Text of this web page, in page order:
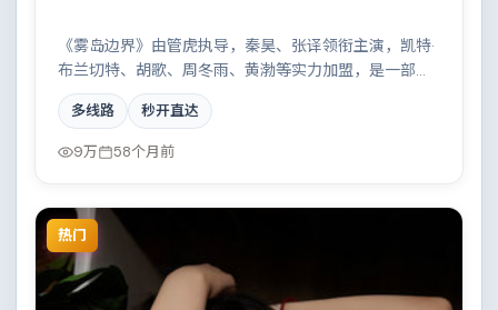
《雾岛边界》由管虎执导，秦昊、张译领衔主演，凯特·
布兰切特、胡歌、周冬雨、黄渤等实力加盟，是一部荒
诞幽默的爱情作品。故事主要发生在瑞典，两条时间线
交错推进，真相直至最后一刻揭晓。影片在视听语言与
叙事节奏上均有突破，适合喜欢深度叙事的观众。
多线路 秒开直达
9万 58个月前
热门